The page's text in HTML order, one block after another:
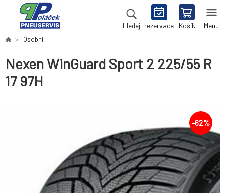
Hledej rezervace Košík Menu
Osobní
Nexen WinGuard Sport 2 225/55 R
17 97H
-62%